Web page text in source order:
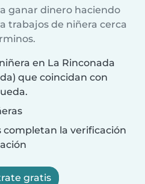
ganar dinero haciendo
trabajos de niñera cerca
en La Rinconada
que coincidan con
completan la verificación
gratis